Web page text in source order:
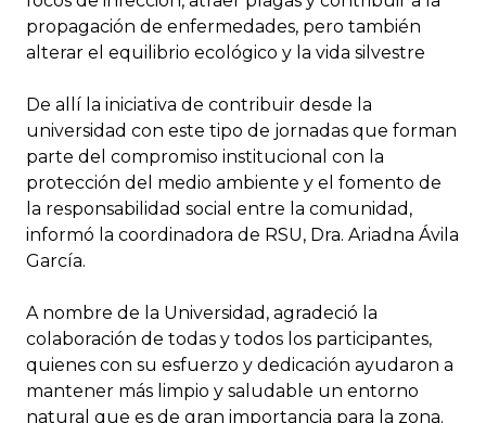
propagación de enfermedades, pero también
alterar el equilibrio ecológico y la vida silvestre
De allí la iniciativa de contribuir desde la
universidad con este tipo de jornadas que forman
parte del compromiso institucional con la
protección del medio ambiente y el fomento de
la responsabilidad social entre la comunidad,
informó la coordinadora de RSU, Dra. Ariadna Ávila
García.
A nombre de la Universidad, agradeció la
colaboración de todas y todos los participantes,
quienes con su esfuerzo y dedicación ayudaron a
mantener más limpio y saludable un entorno
natural que es de gran importancia para la zona.